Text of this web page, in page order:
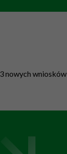
wniosków